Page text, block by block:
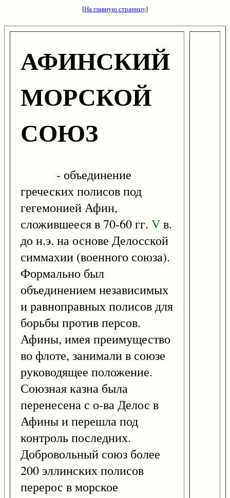
[На главную страницу]
АФИНСКИЙ
МОРСКОЙ
СОЮЗ
- объединение
греческих полисов под
гегемонией Афин,
сложившееся в 70-60 гг. Vв.
до н.э. на основе Делосской
симмахии (военного союза).
Формально был
объединением независимых
и равноправных полисов для
борьбы против персов.
Афины, имея преимущество
во флоте, занимали в союзе
руководящее положение.
Союзная казна была
перенесена с о-ва Делос в
Афины и перешла под
контроль последних.
Добровольный союз более
200 эллинских полисов
перерос в морское